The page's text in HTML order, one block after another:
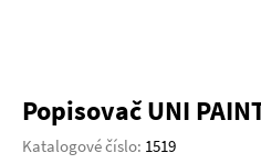
Popisovač UNI
Katalogové číslo: 1519